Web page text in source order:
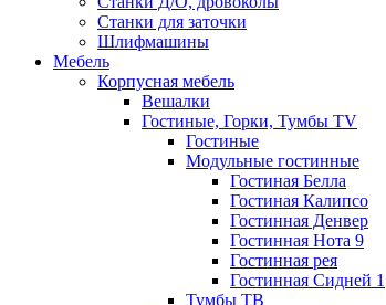
Станки для заточки
Шлифмашины
Мебель
Корпусная мебель
Вешалки
Гостиные, Горки, Тумбы TV
Гостиные
Модульные гостинные
Гостиная Белла
Гостиная Калипсо
Гостинная Денвер
Гостинная Нота 9
Гостинная рея
Гостинная Сидней 1
Тумбы ТВ